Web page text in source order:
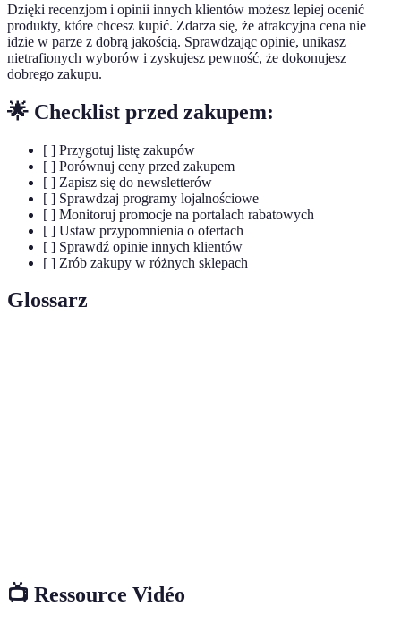
Dzięki recenzjom i opinii innych klientów możesz lepiej ocenić
produkty, które chcesz kupić. Zdarza się, że atrakcyjna cena nie
idzie w parze z dobrą jakością. Sprawdzając opinie, unikasz
nietrafionych wyborów i zyskujesz pewność, że dokonujesz
dobrego zakupu.
🌟 Checklist przed zakupem:
[ ] Przygotuj listę zakupów
[ ] Porównuj ceny przed zakupem
[ ] Zapisz się do newsletterów
[ ] Sprawdzaj programy lojalnościowe
[ ] Monitoruj promocje na portalach rabatowych
[ ] Ustaw przypomnienia o ofertach
[ ] Sprawdź opinie innych klientów
[ ] Zrób zakupy w różnych sklepach
Glossarz
📺 Ressource Vidéo